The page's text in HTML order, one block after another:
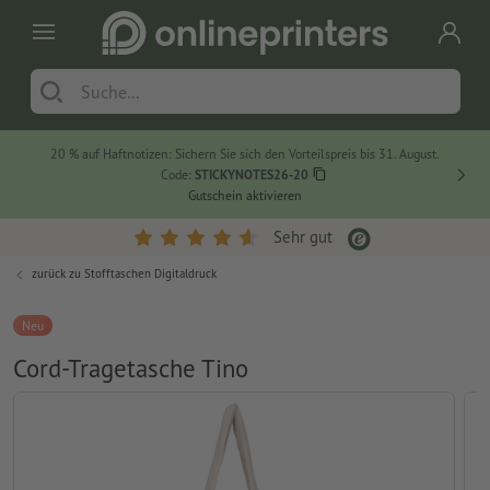
20 % auf Haftnotizen: Sichern Sie sich den Vorteilspreis bis 31. August.
Code: STICKYNOTES26-20
Gutschein aktivieren
Sehr gut
zurück zu Stofftaschen Digitaldruck
Neu
Cord-Tragetasche Tino